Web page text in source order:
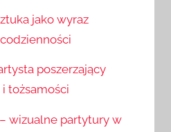
jako wyraz
poszerzający
tożsamości
wizualne partytury w